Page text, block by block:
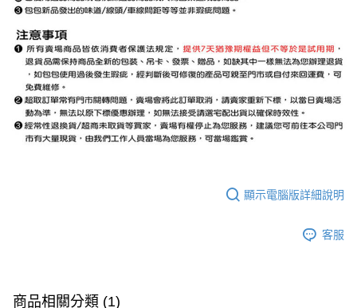
顯示電腦版詳細說明
客服
商品相關分類 (1)